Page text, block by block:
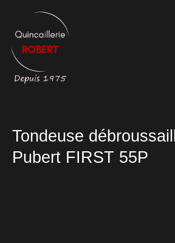
contenu
Tondeuse
Pubert FIRST 55P